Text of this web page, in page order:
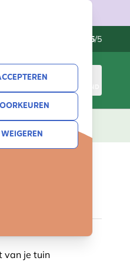
WEIGEREN
4.5/5
WINKELMAND
NIEUW SALE
van je tuin